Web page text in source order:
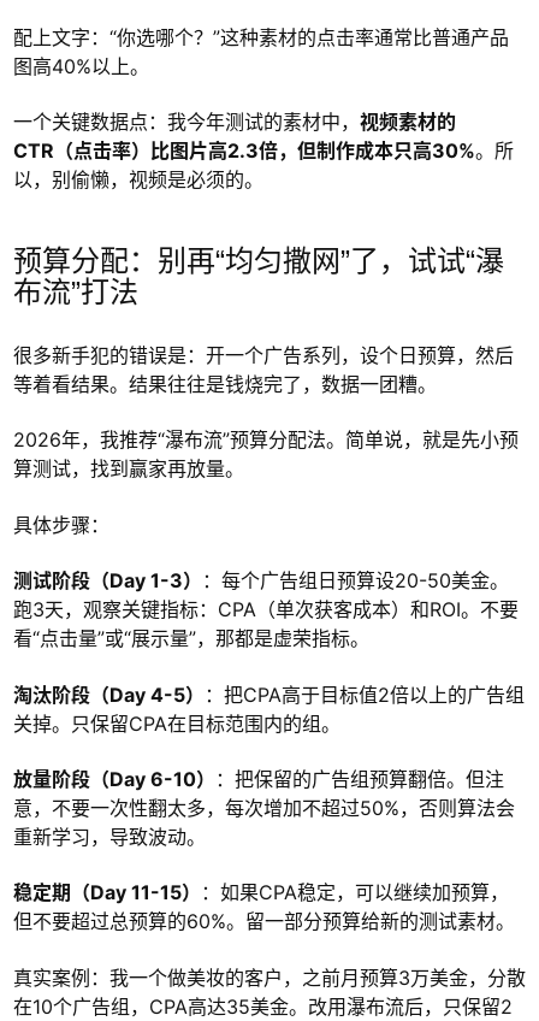
配上文字：“你选哪个？”这种素材的点击率通常比普通产品
图高40%以上。
一个关键数据点：我今年测试的素材中， 视频素材的
CTR（点击率）比图片高2.3倍，但制作成本只高30%。所
以，别偷懒，视频是必须的。
预算分配：别再“均匀撒网”了，试试“瀑
布流”打法
很多新手犯的错误是：开一个广告系列，设个日预算，然后
等着看结果。结果往往是钱烧完了，数据一团糟。
2026年，我推荐“瀑布流”预算分配法。简单说，就是先小预
算测试，找到赢家再放量。
具体步骤：
测试阶段（Day 1-3）
：每个广告组日预算设20-50美金。
跑3天，观察关键指标：CPA（单次获客成本）和ROI。不要
看“点击量”或“展示量”，那都是虚荣指标。
淘汰阶段（Day 4-5）
：把CPA高于目标值2倍以上的广告组
关掉。只保留CPA在目标范围内的组。
放量阶段（Day 6-10）
：把保留的广告组预算翻倍。但注
意，不要一次性翻太多，每次增加不超过50%，否则算法会
重新学习，导致波动。
稳定期（Day 11-15）
：如果CPA稳定，可以继续加预算，
但不要超过总预算的60%。留一部分预算给新的测试素材。
真实案例：我一个做美妆的客户，之前月预算3万美金，分散
在10个广告组，CPA高达35美金。改用瀑布流后，只保留2